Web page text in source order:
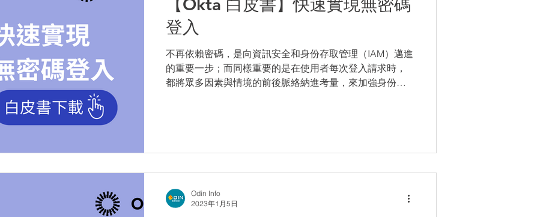
登入
不再依賴密碼，是向資訊安全和身份存取管理（IAM）邁進
的重要一步；而同樣重要的是在使用者每次登入請求時，
都將眾多因素與情境的前後脈絡納進考量，來加強身份驗
Odin Info
2023年1月5日